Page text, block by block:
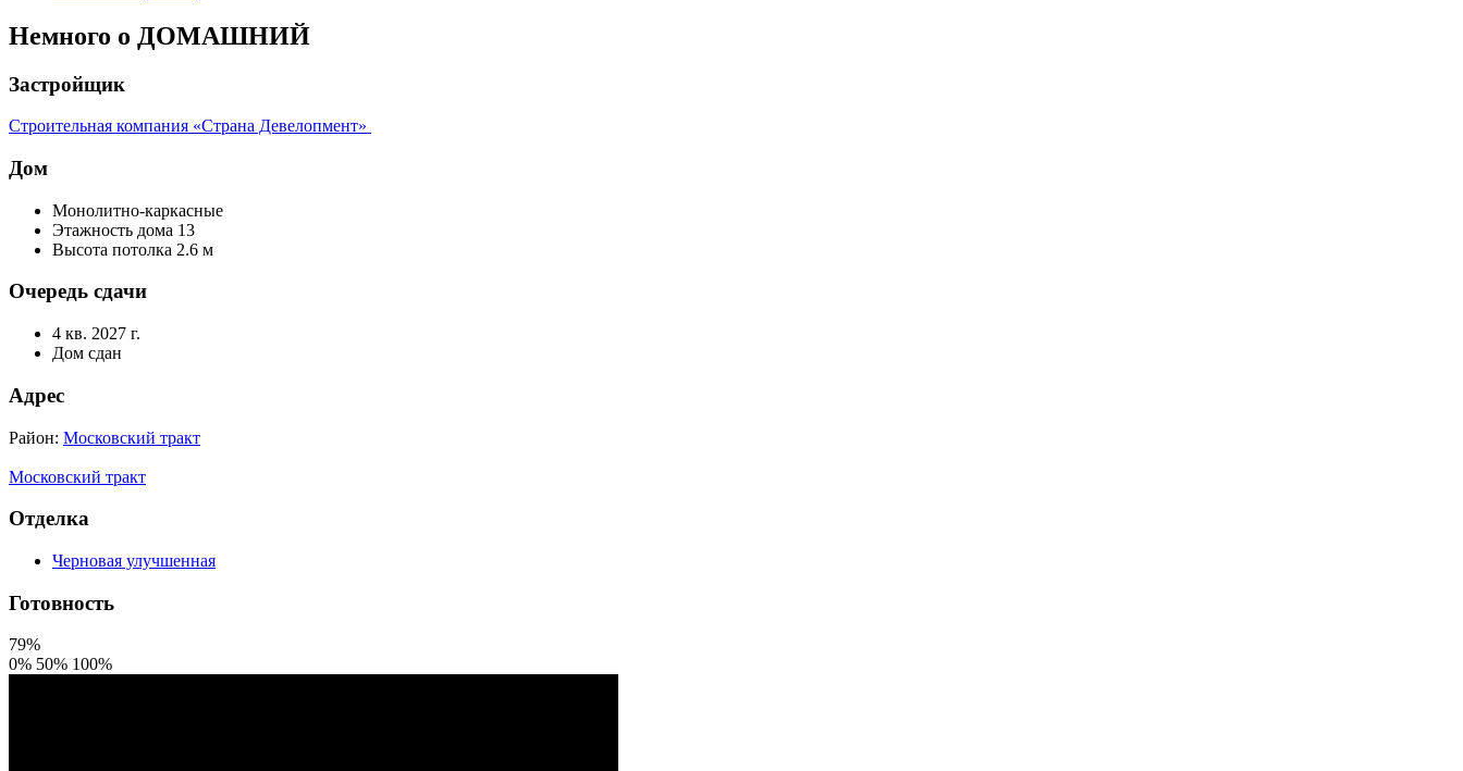
Немного о ДОМАШНИЙ
Застройщик
Строительная компания «Страна Девелопмент»
Дом
Монолитно-каркасные
Этажность дома 13
Высота потолка 2.6 м
Очередь сдачи
4 кв. 2027 г.
Дом сдан
Адрес
Район: Московский тракт
Московский тракт
Отделка
Черновая улучшенная
Готовность
79%
0% 50% 100%